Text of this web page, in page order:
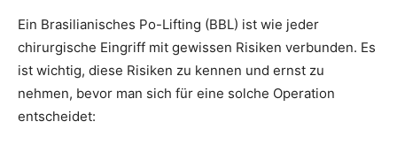
Ein Brasilianisches Po-Lifting (BBL) ist wie jeder
chirurgische Eingriff mit gewissen Risiken verbunden. Es
ist wichtig, diese Risiken zu kennen und ernst zu
nehmen, bevor man sich für eine solche Operation
entscheidet: